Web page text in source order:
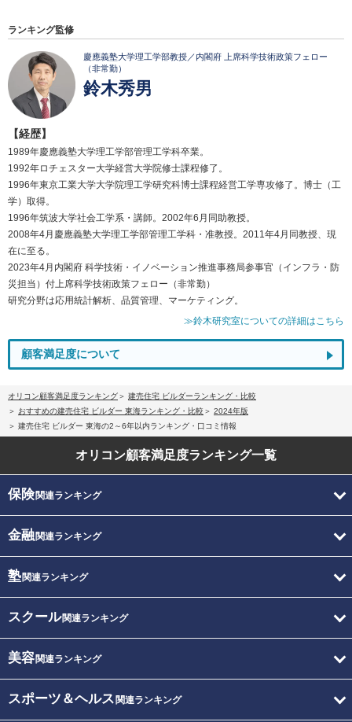
ランキング監修
慶應義塾大学理工学部教授／内閣府 上席科学技術政策フェロー
（非常勤）
鈴木秀男
【経歴】
1989年慶應義塾大学理工学部管理工学科卒業。
1992年ロチェスター大学経営大学院修士課程修了。
1996年東京工業大学大学院理工学研究科博士課程経営工学専攻修了。博士（工
学）取得。
1996年筑波大学社会工学系・講師。2002年6月同助教授。
2008年4月慶應義塾大学理工学部管理工学科・准教授。2011年4月同教授、現
在に至る。
2023年4月内閣府 科学技術・イノベーション推進事務局参事官（インフラ・防
災担当）付上席科学技術政策フェロー（非常勤）
研究分野は応用統計解析、品質管理、マーケティング。
≫鈴木研究室についての詳細はこちら
顧客満足度について
オリコン顧客満足度ランキング
建売住宅 ビルダーランキング・比較
おすすめの建売住宅 ビルダー 東海ランキング・比較
2024年版
建売住宅 ビルダー 東海の2～6年以内ランキング・口コミ情報
オリコン顧客満足度ランキング一覧
保険関連ランキング
金融関連ランキング
塾関連ランキング
スクール関連ランキング
美容関連ランキング
スポーツ＆ヘルス 関連ランキング